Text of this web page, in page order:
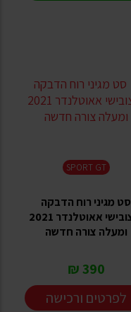
SPORT GT
סט מגיני רוח הדבקה
מיצובישי אאוטלנדר 2021
ומעלה צורה חדשה
390 ₪
לפרטים ורכישה